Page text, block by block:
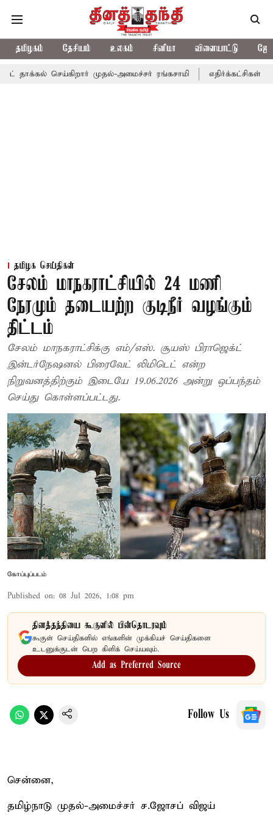
தமிழகம் தேசியம் உலகம் சினிமா விளையாட்டு
செய்கிறார் முதல்-அமைச்சர் ரங்கசாமி எதிர்க்கட்சிகள் அமளி:
தமிழக செய்திகள்
சேலம் மாநகராட்சியில் 24 மணி
நேரமும் தடையற்ற குடிநீர் வழங்கும்
திட்டம்
சேலம் மாநகராட்சிக்கு எம்/எஸ். சூயஸ் பிராஜெக்ட்
இன்டர்நேஷனல் பிரைவேட் லிமிடெட் என்ற
நிறுவனத்திற்கும் இடையே 19.06.2026 அன்று ஒப்பந்தம்
செய்து கொள்ளப்பட்டது.
கோப்புப்படம்
Published on: 08 Jul 2026, 1:08 pm
தினத்தந்தியை கூகுளில் பின்தொடரவும்
கூகுள் செய்திகளில் எங்களின் முக்கியச் செய்திகளை
உடனுக்குடன் பெற கிளிக் செய்யவும்.
Add as Preferred Source
Follow Us
சென்னை,
தமிழ்நாடு முதல்-அமைச்சர் ச.ஜோசப் விஜய்